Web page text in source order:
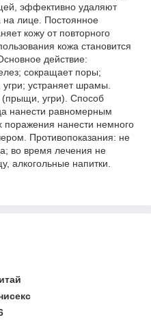
эффективно удаляют
лице. Постоянное
кожу от повторного
кожа становится
действие:
сокращает поры;
устраняет шрамы.
угри). Способ
нанести равномерным
поражения нанести немного
Противопоказания: не
во время лечения не
алкогольные напитки.